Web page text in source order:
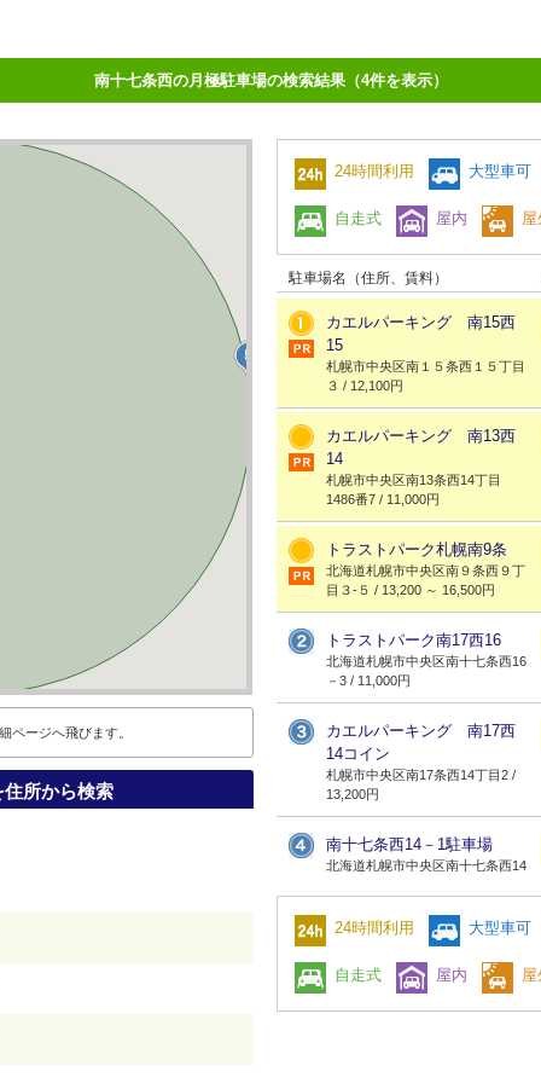
南十七条西の月極駐車場の検索結果（4件を表示）
ページへ飛びます。
所から検索
24時間利用 大型車可
自走式 屋内 屋
駐車場名（住所、賃料）
カエルパーキング 南15西
15
札幌市中央区南１５条西１５丁目
３ / 12,100円
カエルパーキング 南13西
14
札幌市中央区南13条西14丁目
1486番7 / 11,000円
トラストパーク札幌南9条
北海道札幌市中央区南９条西９丁
目３-５ / 13,200 ～ 16,500円
トラストパーク南17西16
北海道札幌市中央区南十七条西16
－3 / 11,000円
カエルパーキング 南17西
14コイン
札幌市中央区南17条西14丁目2 /
13,200円
南十七条西14－1駐車場
北海道札幌市中央区南十七条西14
南十七条西5－1駐車場
－1 / 9,900円
24時間利用 大型車可
自走式 屋内 屋